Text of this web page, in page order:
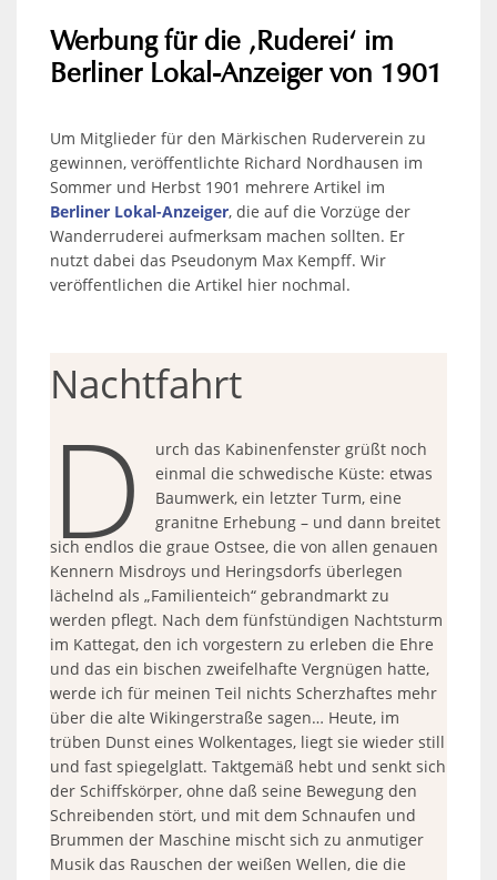
Werbung für die ‚Ruderei‘ im
Berliner Lokal-Anzeiger von 1901
Um Mitglieder für den Märkischen Ruderverein zu
gewinnen, veröffentlichte Richard Nordhausen im
Sommer und Herbst 1901 mehrere Artikel im
Berliner Lokal-Anzeiger, die auf die Vorzüge der
Wanderruderei aufmerksam machen sollten. Er
nutzt dabei das Pseudonym Max Kempff. Wir
veröffentlichen die Artikel hier nochmal.
Nachtfahrt
D
urch das Kabinenfenster grüßt noch
einmal die schwedische Küste: etwas
Baumwerk, ein letzter Turm, eine
granitne Erhebung – und dann breitet
sich endlos die graue Ostsee, die von allen genauen
Kennern Misdroys und Heringsdorfs überlegen
lächelnd als „Familienteich“ gebrandmarkt zu
werden pflegt. Nach dem fünfstündigen Nachtsturm
im Kattegat, den ich vorgestern zu erleben die Ehre
und das ein bischen zweifelhafte Vergnügen hatte,
werde ich für meinen Teil nichts Scherzhaftes mehr
über die alte Wikingerstraße sagen… Heute, im
trüben Dunst eines Wolkentages, liegt sie wieder still
und fast spiegelglatt. Taktgemäß hebt und senkt sich
der Schiffskörper, ohne daß seine Bewegung den
Schreibenden stört, und mit dem Schnaufen und
Brummen der Maschine mischt sich zu anmutiger
Musik das Rauschen der weißen Wellen, die die